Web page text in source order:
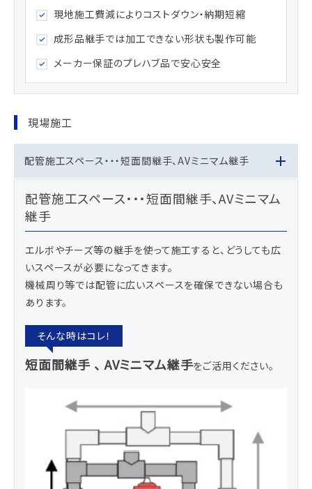
現地施工費減によりコストダウン・納期短縮
成形品継手では加工できない形状も製作可能
メーカー保証のプレハブ品で安心安全
現場施工
配管施工スペース・・・短面間継手、AVミニマム継手
配管施工スペース・・・短面間継手、AVミニマム
継手
エルボやチーズ等の継手を使って施工すると、どうしても広
いスペースが必要になってきます。
機械周り等では配管に広いスペースを確保できない場合も
あります。
短面間継手 、 AVミニマム継手をご活用ください。